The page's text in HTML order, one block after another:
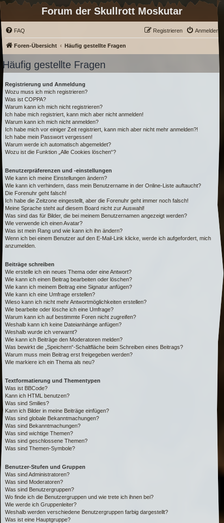
Forum der Skullrott Moskutar
FAQ Anmelden
Registrieren
Foren-Übersicht Häufig gestellte Fragen
Häufig gestellte Fragen
Registrierung und Anmeldung
Wozu muss ich mich registrieren?
Was ist COPPA?
Warum kann ich mich nicht registrieren?
Ich habe mich registriert, kann mich aber nicht anmelden!
Warum kann ich mich nicht anmelden?
Ich habe mich vor einiger Zeit registriert, kann mich aber nicht mehr anmelden?!
Ich habe mein Passwort vergessen!
Warum werde ich automatisch abgemeldet?
Wozu ist die Funktion „Alle Cookies löschen“?
Benutzerpräferenzen und -einstellungen
Wie kann ich meine Einstellungen ändern?
Wie kann ich verhindern, dass mein Benutzername in der Online-Liste auftaucht?
Die Forenuhr geht falsch!
Ich habe die Zeitzone eingestellt, aber die Forenuhr geht immer noch falsch!
Meine Sprache steht auf diesem Board nicht zur Auswahl!
Was sind das für Bilder, die bei meinem Benutzernamen angezeigt werden?
Wie verwende ich einen Avatar?
Was ist mein Rang und wie kann ich ihn ändern?
Wenn ich bei einem Benutzer auf den E-Mail-Link klicke, werde ich aufgefordert, mich
anzumelden.
Beiträge schreiben
Wie erstelle ich ein neues Thema oder eine Antwort?
Wie kann ich einen Beitrag bearbeiten oder löschen?
Wie kann ich meinem Beitrag eine Signatur anfügen?
Wie kann ich eine Umfrage erstellen?
Wieso kann ich nicht mehr Antwortmöglichkeiten erstellen?
Wie bearbeite oder lösche ich eine Umfrage?
Warum kann ich auf bestimmte Foren nicht zugreifen?
Weshalb kann ich keine Dateianhänge anfügen?
Weshalb wurde ich verwarnt?
Wie kann ich Beiträge den Moderatoren melden?
Was bewirkt die „Speichern“-Schaltfläche beim Schreiben eines Beitrags?
Warum muss mein Beitrag erst freigegeben werden?
Wie markiere ich ein Thema als neu?
Textformatierung und Thementypen
Was ist BBCode?
Kann ich HTML benutzen?
Was sind Smilies?
Kann ich Bilder in meine Beiträge einfügen?
Was sind globale Bekanntmachungen?
Was sind Bekanntmachungen?
Was sind wichtige Themen?
Was sind geschlossene Themen?
Was sind Themen-Symbole?
Benutzer-Stufen und Gruppen
Was sind Administratoren?
Was sind Moderatoren?
Was sind Benutzergruppen?
Wo finde ich die Benutzergruppen und wie trete ich ihnen bei?
Wie werde ich Gruppenleiter?
Weshalb werden verschiedene Benutzergruppen farbig dargestellt?
Was ist eine Hauptgruppe?